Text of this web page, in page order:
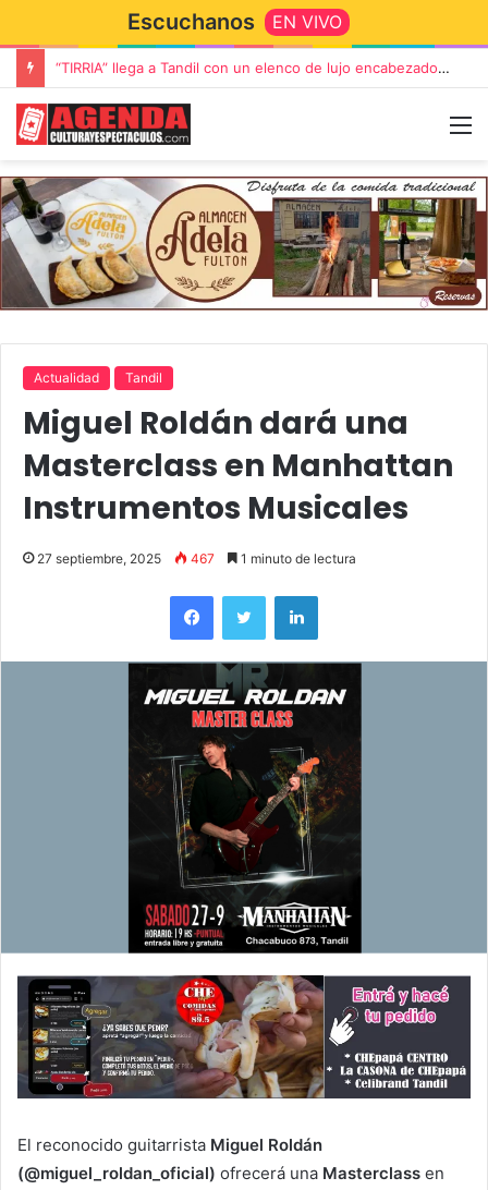
Escuchanos EN VIVO
“TIRRIA” llega a Tandil con un elenco de lujo encabezado por Capusotto, Spregelburd y Stefani
Actualidad Tandil
Miguel Roldán dará una
Masterclass en Manhattan
Instrumentos Musicales
27 septiembre, 2025 467 1 minuto de lectura
El reconocido guitarrista Miguel Roldán
(@miguel_roldan_oficial) ofrecerá una Masterclass en